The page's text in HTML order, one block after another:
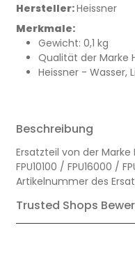
Hersteller:Heissner
Merkmale:
Gewicht: 0,1 kg
Qualität der Marke
Heissner - Wasser,
Beschreibung
Ersatzteil von der
FPU10100 / FPU16000 /
Artikelnummer des
Trusted Shops